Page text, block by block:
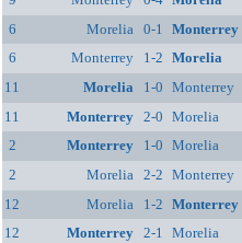
6
Morelia 0-1 Monterrey
6
Monterrey 1-2 Morelia
11
Morelia 1-0 Monterrey
11
Monterrey 2-0 Morelia
2
Monterrey 1-0 Morelia
2
Morelia 2-2 Monterrey
12
Morelia 1-2 Monterrey
12
Monterrey 2-1 Morelia